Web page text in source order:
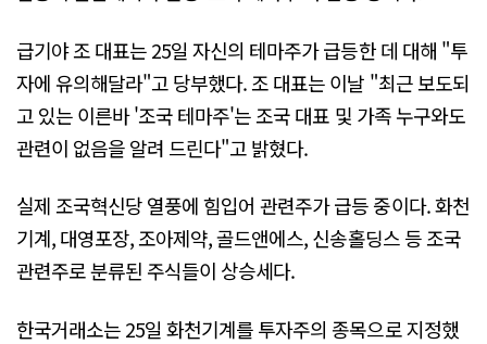
급기야 조 대표는 25일 자신의 테마주가 급등한 데 대해 "투
자에 유의해달라"고 당부했다. 조 대표는 이날 "최근 보도되
고 있는 이른바 '조국 테마주'는 조국 대표 및 가족 누구와도
관련이 없음을 알려 드린다"고 밝혔다.
실제 조국혁신당 열풍에 힘입어 관련주가 급등 중이다. 화천
기계, 대영포장, 조아제약, 골드앤에스, 신송홀딩스 등 조국
관련주로 분류된 주식들이 상승세다.
한국거래소는 25일 화천기계를 투자주의 종목으로 지정했